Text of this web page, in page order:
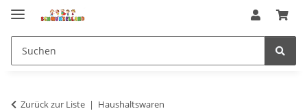
Zurück zur Liste Haushaltswaren